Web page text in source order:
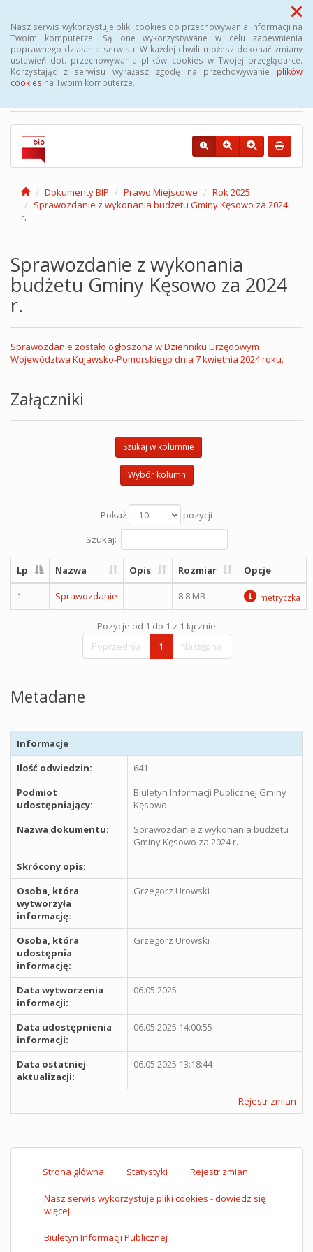
Nasz serwis wykorzystuje pliki cookies do przechowywania informacji na
Twoim komputerze. Są one wykorzystywane w celu zapewnienia
poprawnego działania serwisu. W każdej chwili możesz dokonać zmiany
ustawień dot. przechowywania plików cookies w Twojej przeglądarce.
Korzystając z serwisu wyrażasz zgodę na przechowywanie plików
cookies na Twoim komputerze.
Menu
Biuletyn Informacji
Publicznej Gminy Kęsowo
Dokumenty BIP Prawo Miejscowe
Rok 2025
Sprawozdanie z wykonania budżetu Gminy Kęsowo za 2024
r.
Sprawozdanie z wykonania
budżetu Gminy Kęsowo za 2024
r.
Sprawozdanie zostało ogłoszona w Dzienniku Urzędowym
Województwa Kujawsko-Pomorskiego dnia 7 kwietnia 2024 roku.
Załączniki
Szukaj w kolumnie
Wybór kolumn
Pokaż
pozycji
Szukaj:
Lp Nazwa Opis Rozmiar Opcje
1 Sprawozdanie 8.8 MB metryczka
Pozycje od 1 do 1 z 1 łącznie
Poprzednia
1 Następna
Metadane
Informacje
Ilość odwiedzin:
641
Podmiot
udostępniający:
Biuletyn Informacji Publicznej Gminy
Kęsowo
Nazwa dokumentu:
Sprawozdanie z wykonania budżetu
Gminy Kęsowo za 2024 r.
Skrócony opis:
Osoba, która
wytworzyła
informację:
Grzegorz Urowski
Osoba, która
udostępnia
informację:
Grzegorz Urowski
Data wytworzenia
informacji:
06.05.2025
Data udostępnienia
informacji:
06.05.2025 14:00:55
Data ostatniej
aktualizacji:
06.05.2025 13:18:44
Rejestr zmian
Strona główna Statystyki Rejestr zmian
Nasz serwis wykorzystuje pliki cookies - dowiedz się
więcej
Biuletyn Informacji Publicznej